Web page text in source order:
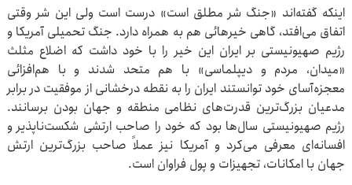
اینکه گفته‌اند «جنگ شر مطلق است» درست است ولی این شر وقتی
اتفاق می‌افتد، گاهی خیرهائی هم به همراه دارد. جنگ تحمیلی آمریکا و
رژیم صهیونیستی بر ایران این خیر را با خود داشت که اضلاع مثلث
«میدان، مردم و دیپلماسی» با هم متحد شدند و با هم‌افزائی
معجزه‌آسای خود توانستند ایران را به نقطه درخشانی از موفقیت در برابر
مدعیان بزرگ‌ترین قدرت‌های نظامی منطقه و جهان بودن برسانند.
رژیم صهیونیستی سال‌ها بود که خود را صاحب ارتشی شکست‌ناپذیر و
افسانه‌ای معرفی می‌کرد و آمریکا نیز عملاً صاحب بزرگ‌ترین ارتش
جهان با امکانات، تجهیزات و پول فراوان است.